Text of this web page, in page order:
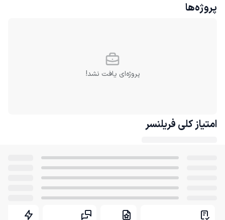
پروژه‌ها
پروژه‌ای یافت نشد!
امتیاز کلی فریلنسر